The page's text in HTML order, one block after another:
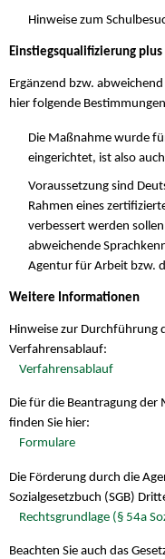
Hinweise zum
Einstiegsqualifizierung plus
Ergänzend bzw.
hier folgende
Die Maßnahme wurde
eingerichtet, ist also
Voraussetzung sind
Rahmen eines
verbessert werden
abweichende
Agentur für Arbeit bzw.
Weitere Informationen
Hinweise zur Durchführung
Verfahrensablauf:
Verfahrensablauf
Die für die Beantragung
finden Sie hier:
Formulare
Die Förderung durch die
Sozialgesetzbuch (SGB)
Rechtsgrundlage (§ 54a
Beachten Sie auch das